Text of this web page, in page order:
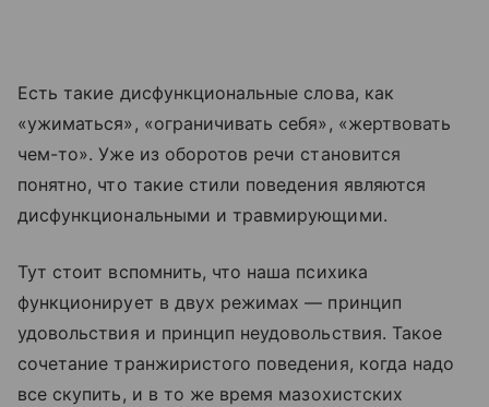
Есть такие дисфункциональные слова, как
«ужиматься», «ограничивать себя», «жертвовать
чем-то». Уже из оборотов речи становится
понятно, что такие стили поведения являются
дисфункциональными и травмирующими.
Тут стоит вспомнить, что наша психика
функционирует в двух режимах — принцип
удовольствия и принцип неудовольствия. Такое
сочетание транжиристого поведения, когда надо
все скупить, и в то же время мазохистских